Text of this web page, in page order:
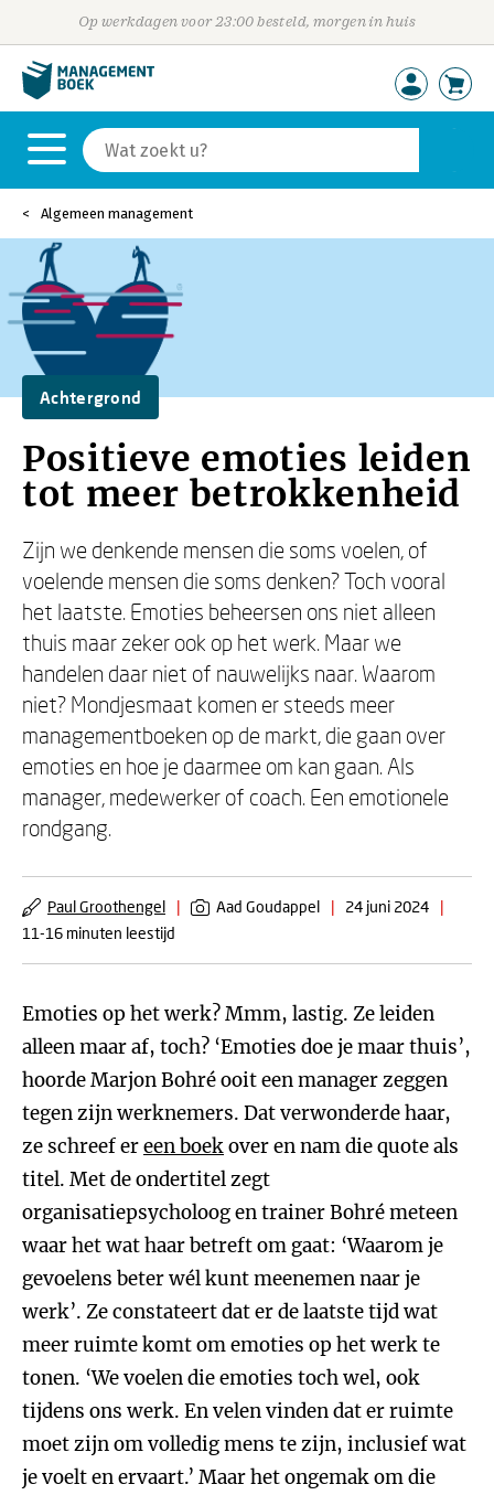
Op werkdagen voor 23:00 besteld, morgen in huis
Algemeen management
Achtergrond
Positieve emoties leiden
tot meer betrokkenheid
Zijn we denkende mensen die soms voelen, of
voelende mensen die soms denken? Toch vooral
het laatste. Emoties beheersen ons niet alleen
thuis maar zeker ook op het werk. Maar we
handelen daar niet of nauwelijks naar. Waarom
niet? Mondjesmaat komen er steeds meer
managementboeken op de markt, die gaan over
emoties en hoe je daarmee om kan gaan. Als
manager, medewerker of coach. Een emotionele
rondgang.
Paul Groothengel | Aad Goudappel | 24 juni 2024
|
11-16 minuten leestijd
Emoties op het werk? Mmm, lastig. Ze leiden
alleen maar af, toch? ‘Emoties doe je maar thuis’,
hoorde Marjon Bohré ooit een manager zeggen
tegen zijn werknemers. Dat verwonderde haar,
ze schreef ereen boekover en nam die quote als
titel. Met de ondertitel zegt
organisatiepsycholoog en trainer Bohré meteen
waar het wat haar betreft om gaat: ‘Waarom je
gevoelens beter wél kunt meenemen naar je
werk’. Ze constateert dat er de laatste tijd wat
meer ruimte komt om emoties op het werk te
tonen. ‘We voelen die emoties toch wel, ook
tijdens ons werk. En velen vinden dat er ruimte
moet zijn om volledig mens te zijn, inclusief wat
je voelt en ervaart.’ Maar het ongemak om die